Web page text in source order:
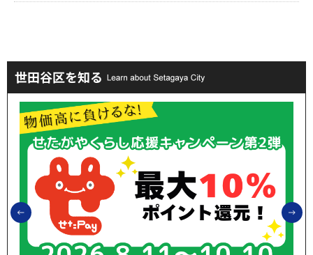
世田谷区を知る
前のスライドを表示